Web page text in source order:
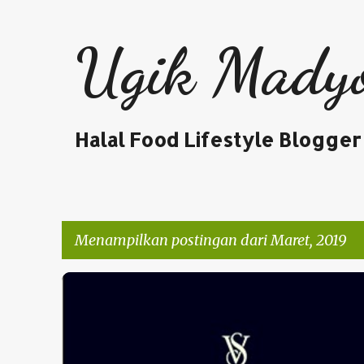
Ugik
Halal Food Lifestyle Blogger
Menampilkan postingan dari Maret, 2019